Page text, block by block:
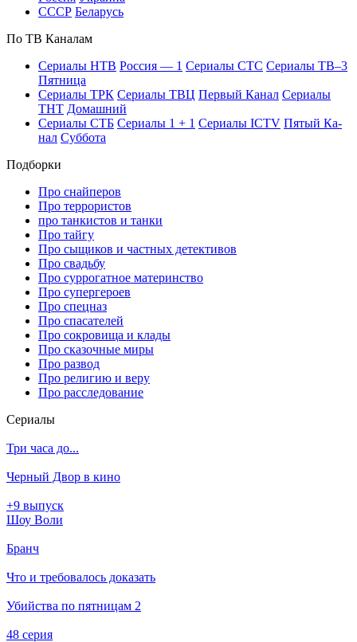
СССР Бе­ла­русь
По ТВ Ка­на­лам
Се­риа­лы НТВ Рос­сия — 1 Се­риа­лы СТС Се­риа­лы ТВ–3
Пят­ни­ца
Се­риа­лы ТРК Се­риа­лы ТВЦ Пер­вый Ка­нал Се­риа­лы
ТНТ До­маш­ний
Се­риа­лы СТБ Се­риа­лы 1 + 1 Се­риа­лы ICTV Пя­тый Ка­
нал Суб­бо­та
Подборки
Про снайперов
Про террористов
про танкистов и танки
Про тайгу
Про сыщиков и частных детективов
Про свадьбу
Про суррогатное материнство
Про супергероев
Про спецназ
Про спасателей
Про сокровища и клады
Про сказочные миры
Про развод
Про религию и веру
Про расследование
Се­риа­лы
Три часа до...
Черный Двор в кино
+9 выпуск
Шоу Воли
Бранч
Что и требовалось доказать
Убийства по пятницам 2
48 серия